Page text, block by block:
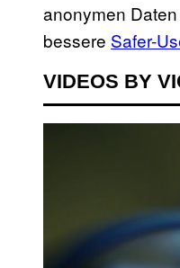
anonymen
bessere Safer-
VIDEOS BY